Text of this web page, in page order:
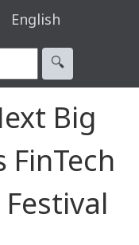
English
🔍︎
Big
FinTech
Festival